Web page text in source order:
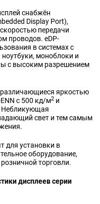
снабжён
Display Port),
передачи
проводов. eDP-
в системах с
моноблоки и
с высоким разрешением
яркостью
с 500 кд/м2 и
Небликующая
свет и тем самым
для установки в
оборудование,
торговли.
дисплеев серии